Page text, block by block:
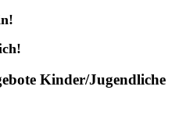
Kinder/Jugendliche